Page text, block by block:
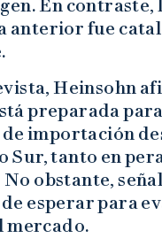
En contraste,
anterior fue
Heinsohn
preparada
importación
Sur, tanto en
No obstante,
esperar para
mercado.